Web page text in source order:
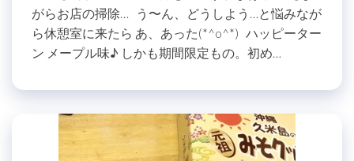
がらお店の掃除… う〜ん、どうしよう…と悩みなが
ら休憩室に来たら あ、あった(*^o^*) ハッピーター
ン メープル味♪ しかも期間限定もの。初め…